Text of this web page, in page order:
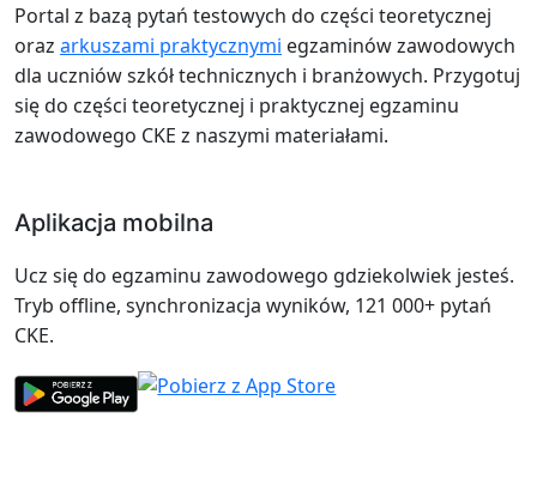
Portal z bazą pytań testowych do części teoretycznej
oraz arkuszami praktycznymi egzaminów zawodowych
dla uczniów szkół technicznych i branżowych. Przygotuj
się do części teoretycznej i praktycznej egzaminu
zawodowego CKE z naszymi materiałami.
Aplikacja mobilna
Ucz się do egzaminu zawodowego gdziekolwiek jesteś.
Tryb offline, synchronizacja wyników, 121 000+ pytań
CKE.